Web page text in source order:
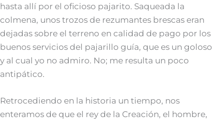
hasta allí por el oficioso pajarito. Saqueada la
colmena, unos trozos de rezumantes brescas eran
dejadas sobre el terreno en calidad de pago por los
buenos servicios del pajarillo guía, que es un goloso
y al cual yo no admiro. No; me resulta un poco
antipático.
Retrocediendo en la historia un tiempo, nos
enteramos de que el rey de la Creación, el hombre,